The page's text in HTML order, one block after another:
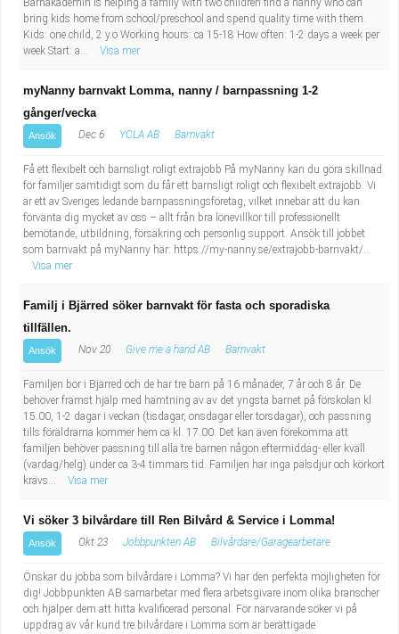
Barnakademin is helping a family with two children find a nanny who can
bring kids home from school/preschool and spend quality time with them.
Kids: one child, 2 y.o Working hours: ca 15-18 How often: 1-2 days a week per
week Start: a...
Visa mer
myNanny barnvakt Lomma, nanny / barnpassning 1-2
gånger/vecka
Ansök Dec 6 YCLA AB Barnvakt
Få ett flexibelt och barnsligt roligt extrajobb På myNanny kan du göra skillnad
för familjer samtidigt som du får ett barnsligt roligt och flexibelt extrajobb. Vi
är ett av Sveriges ledande barnpassningsföretag, vilket innebär att du kan
förvänta dig mycket av oss – allt från bra lönevillkor till professionellt
bemötande, utbildning, försäkring och personlig support. Ansök till jobbet
som barnvakt på myNanny här: https://my-nanny.se/extrajobb-barnvakt/...
Visa mer
Familj i Bjärred söker barnvakt för fasta och sporadiska
tillfällen.
Ansök Nov 20 Give me a hand AB Barnvakt
Familjen bor i Bjärred och de har tre barn på 16 månader, 7 år och 8 år. De
behöver främst hjälp med hämtning av av det yngsta barnet på förskolan kl.
15.00, 1-2 dagar i veckan (tisdagar, onsdagar eller torsdagar), och passning
tills föräldrarna kommer hem ca kl. 17.00. Det kan även förekomma att
familjen behöver passning till alla tre barnen någon eftermiddag- eller kväll
(vardag/helg) under ca 3-4 timmars tid. Familjen har inga pälsdjur och körkort
krävs...
Visa mer
Vi söker 3 bilvårdare till Ren Bilvård & Service i Lomma!
Ansök Okt 23 Jobbpunkten AB Bilvårdare/Garagearbetare
Önskar du jobba som bilvårdare i Lomma? Vi har den perfekta möjligheten för
dig! Jobbpunkten AB samarbetar med flera arbetsgivare inom olika branscher
och hjälper dem att hitta kvalificerad personal. För närvarande söker vi på
uppdrag av vår kund tre bilvårdare i Lomma som är berättigade